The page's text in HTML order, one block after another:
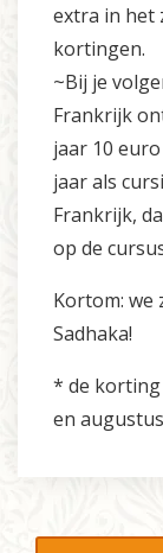
extra in het
kortingen.
~Bij je
Frankrijk
jaar 10
jaar als
Frankrijk,
op de
Kortom: we
Sadhaka!
* de korting
en